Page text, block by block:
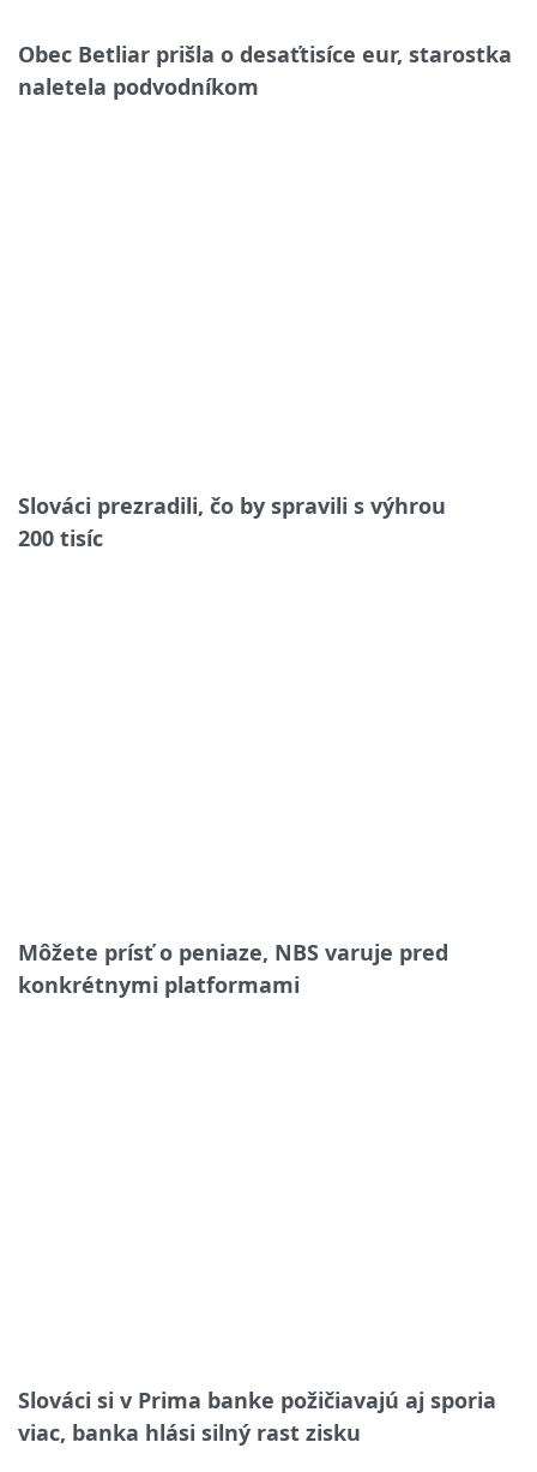
Obec Betliar prišla o desaťtisíce eur, starostka
naletela podvodníkom
Slováci prezradili, čo by spravili s výhrou
200 tisíc
Môžete prísť o peniaze, NBS varuje pred
konkrétnymi platformami
Slováci si v Prima banke požičiavajú aj sporia
viac, banka hlási silný rast zisku